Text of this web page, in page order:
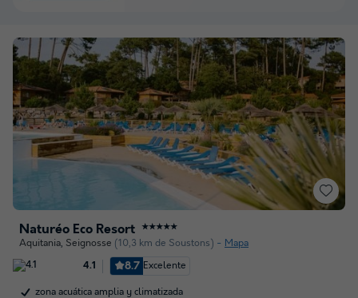
Naturéo Éco Resort ★★★★★
Aquitania, Seignosse (10,3 km de Soustons) Mapa
4.1 8.7 Excelente
zona acuática amplia y climatizada